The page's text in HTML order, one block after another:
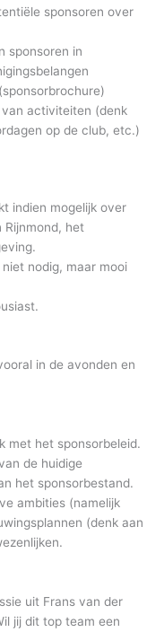
sponsoren over
sponsoren in
activiteiten (denk
op de club, etc.)
indien mogelijk over
Rijnmond, het
nodig, maar mooi
in de avonden en
met het sponsorbeleid.
de huidige
het sponsorbestand.
ambities (namelijk
(denk aan
uit Frans van der
jij dit top team een